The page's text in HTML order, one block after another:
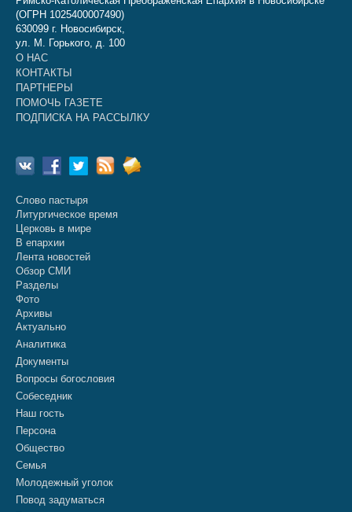
(ОГРН 1025400007490)
630099 г. Новосибирск,
ул. М. Горького, д. 100
О НАС
КОНТАКТЫ
ПАРТНЕРЫ
ПОМОЧЬ ГАЗЕТЕ
ПОДПИСКА НА РАССЫЛКУ
Слово пастыря
Литургическое время
Церковь в мире
В епархии
Лента новостей
Обзор СМИ
Разделы
Фото
Архивы
Актуально
Аналитика
Документы
Вопросы богословия
Собеседник
Наш гость
Персона
Общество
Семья
Молодежный уголок
Повод задуматься